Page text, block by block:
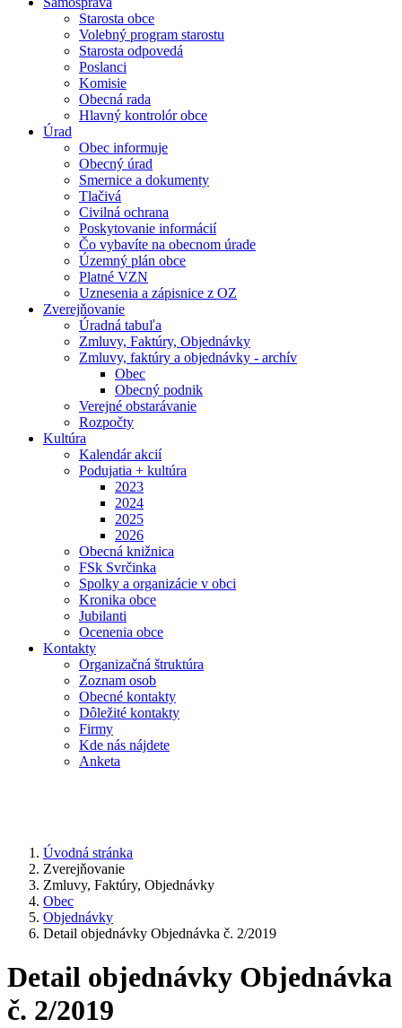
Starosta obce
Volebný program starostu
Starosta odpovedá
Poslanci
Komisie
Obecná rada
Hlavný kontrolór obce
Úrad
Obec informuje
Obecný úrad
Smernice a dokumenty
Tlačivá
Civilná ochrana
Poskytovanie informácií
Čo vybavíte na obecnom úrade
Územný plán obce
Platné VZN
Uznesenia a zápisnice z OZ
Zverejňovanie
Úradná tabuľa
Zmluvy, Faktúry, Objednávky
Zmluvy, faktúry a objednávky - archív
Obec
Obecný podnik
Verejné obstarávanie
Rozpočty
Kultúra
Kalendár akcií
Podujatia + kultúra
2023
2024
2025
2026
Obecná knižnica
FSk Svrčinka
Spolky a organizácie v obci
Kronika obce
Jubilanti
Ocenenia obce
Kontakty
Organizačná štruktúra
Zoznam osob
Obecné kontakty
Dôležité kontakty
Firmy
Kde nás nájdete
Anketa
Úvodná stránka
Zverejňovanie
Zmluvy, Faktúry, Objednávky
Obec
Objednávky
Detail objednávky Objednávka č. 2/2019
Detail objednávky Objednávka
č. 2/2019